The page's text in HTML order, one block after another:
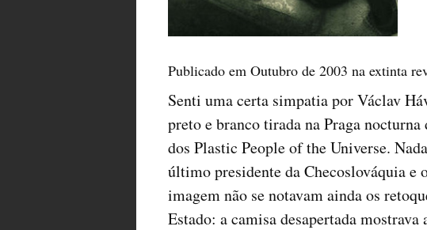
Publicado em Outubro de 2003 na extinta
Senti uma certa simpatia por Václav
preto e branco tirada na Praga
dos Plastic People of the Universe.
último presidente da Checoslováquia e
imagem não se notavam ainda os
Estado: a camisa desapertada